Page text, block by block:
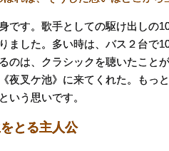
です。歌手としての駆け出しの
ました。多い時は、バス２台で
のは、クラシックを聴いたこと
夜叉ケ池》に来てくれた。もっ
いう思いです。
とる主人公